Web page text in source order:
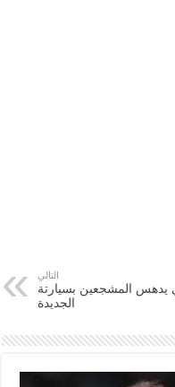
التالي
المشجعين بسيارتة
الجديدة